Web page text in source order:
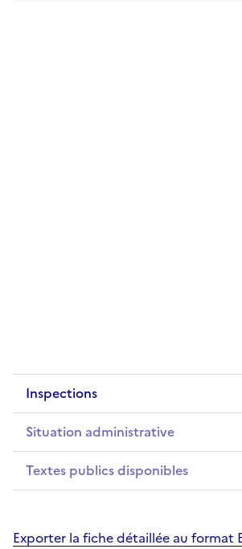
Inspections
Situation administrative
Textes publics disponibles
Exporter la fiche détaillée au format